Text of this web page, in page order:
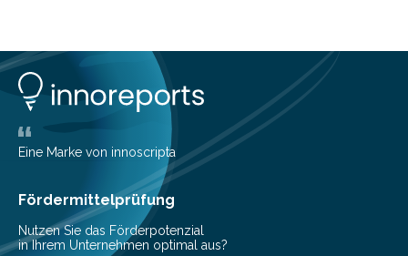
Universität Hamburg konnte nun in einer im Journal of
the Audio Engineering Society veröffentlichten Studie
belegen, dass es eindeutig die Produzenten sind. Um
die…
Eine Marke von innoscripta
Fördermittelprüfung
Nutzen Sie das Förderpotenzial
in Ihrem Unternehmen optimal aus?